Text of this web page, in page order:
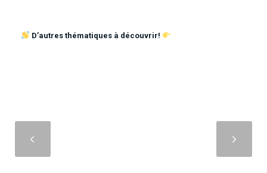
D’autres thématiques à découvrir!